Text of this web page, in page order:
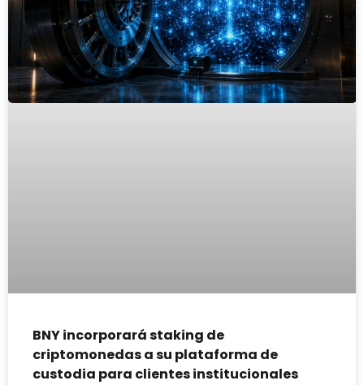
BNY incorporará staking de
criptomonedas a su plataforma de
custodia para clientes institucionales